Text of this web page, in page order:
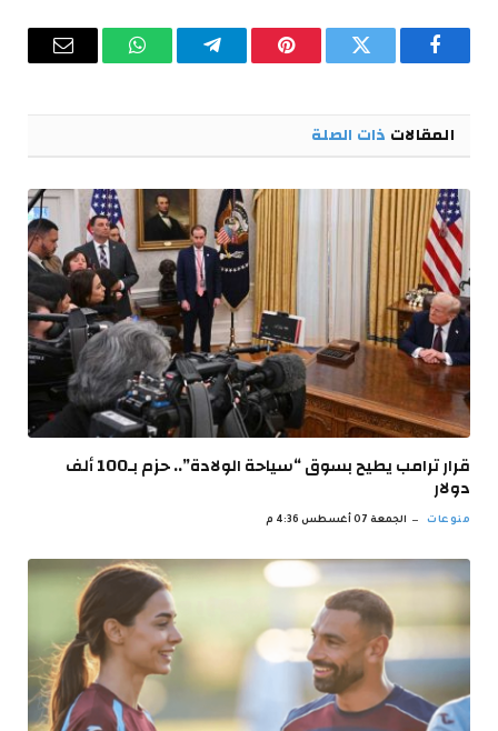
فيسبوك تويتر بينتيريستتيلقرام واتساب البريد
المقالات ذات الصلة
قرار ترامب يطيح بسوق “سياحة الولادة”.. حزم بـ100 ألف
دولار
منوعات الجمعة 07 أغسطس 4:36 م